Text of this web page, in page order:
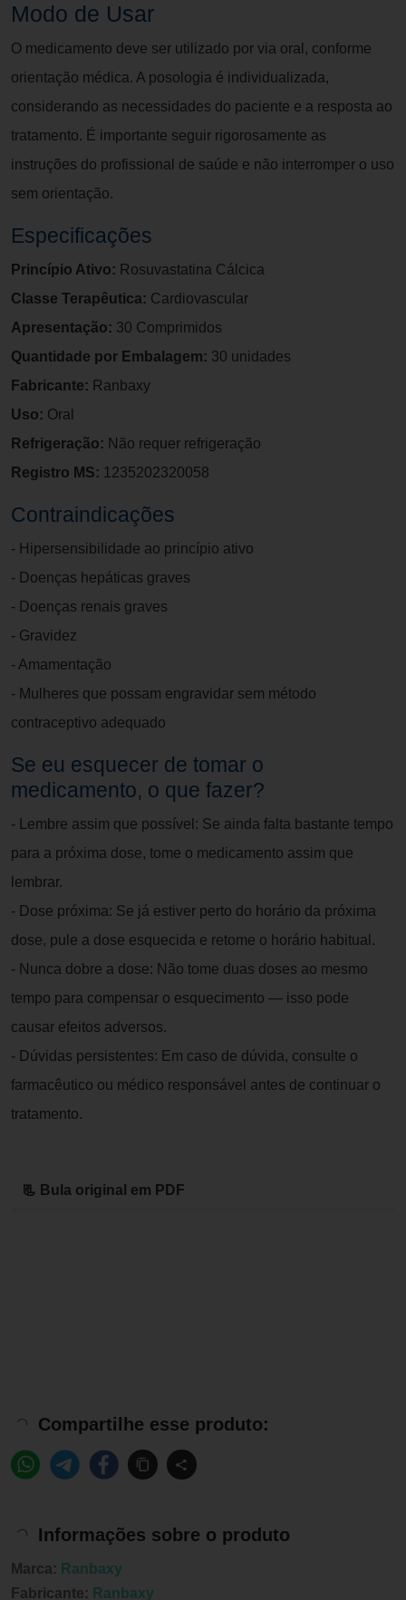
Modo de Usar
O medicamento deve ser utilizado por via oral, conforme
orientação médica. A posologia é individualizada,
considerando as necessidades do paciente e a resposta ao
tratamento. É importante seguir rigorosamente as
instruções do profissional de saúde e não interromper o uso
sem orientação.
Especificações
Princípio Ativo: Rosuvastatina Cálcica
Classe Terapêutica: Cardiovascular
Apresentação: 30 Comprimidos
Quantidade por Embalagem: 30 unidades
Fabricante: Ranbaxy
Uso: Oral
Refrigeração: Não requer refrigeração
Registro MS: 1235202320058
Contraindicações
- Hipersensibilidade ao princípio ativo
- Doenças hepáticas graves
- Doenças renais graves
- Gravidez
- Amamentação
- Mulheres que possam engravidar sem método
contraceptivo adequado
Se eu esquecer de tomar o
medicamento, o que fazer?
- Lembre assim que possível: Se ainda falta bastante tempo
para a próxima dose, tome o medicamento assim que
lembrar.
- Dose próxima: Se já estiver perto do horário da próxima
dose, pule a dose esquecida e retome o horário habitual.
- Nunca dobre a dose: Não tome duas doses ao mesmo
tempo para compensar o esquecimento — isso pode
causar efeitos adversos.
- Dúvidas persistentes: Em caso de dúvida, consulte o
farmacêutico ou médico responsável antes de continuar o
tratamento.
📃 Bula original em PDF
Compartilhe esse produto:
Informações sobre o produto
Marca: Ranbaxy
Fabricante: Ranbaxy